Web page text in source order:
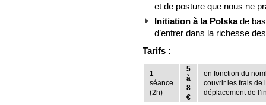
et de posture que nous ne
Initiation à la Polskade
d’entrer dans la richesse
Tarifs :
1
séance
(2h)
5
à
8
€
en fonction du
couvrir les frais de
déplacement de